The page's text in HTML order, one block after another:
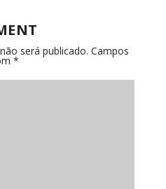
será publicado. Campos
*